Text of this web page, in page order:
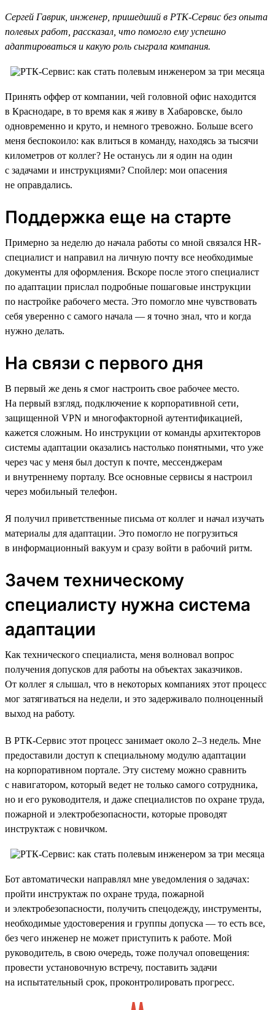
Сергей Гаврик, инженер, пришедший в РТК-Сервис без опыта
полевых работ, рассказал, что помогло ему успешно
адаптироваться и какую роль сыграла компания.
Принять оффер от компании, чей головной офис находится
в Краснодаре, в то время как я живу в Хабаровске, было
одновременно и круто, и немного тревожно. Больше всего
меня беспокоило: как влиться в команду, находясь за тысячи
километров от коллег? Не останусь ли я один на один
с задачами и инструкциями? Спойлер: мои опасения
не оправдались.
Поддержка еще на старте
Примерно за неделю до начала работы со мной связался HR-
специалист и направил на личную почту все необходимые
документы для оформления. Вскоре после этого специалист
по адаптации прислал подробные пошаговые инструкции
по настройке рабочего места. Это помогло мне чувствовать
себя уверенно с самого начала — я точно знал, что и когда
нужно делать.
На связи с первого дня
В первый же день я смог настроить свое рабочее место.
На первый взгляд, подключение к корпоративной сети,
защищенной VPN и многофакторной аутентификацией,
кажется сложным. Но инструкции от команды архитекторов
системы адаптации оказались настолько понятными, что уже
через час у меня был доступ к почте, мессенджерам
и внутреннему порталу. Все основные сервисы я настроил
через мобильный телефон.
Я получил приветственные письма от коллег и начал изучать
материалы для адаптации. Это помогло не погрузиться
в информационный вакуум и сразу войти в рабочий ритм.
Зачем техническому
специалисту нужна система
адаптации
Как технического специалиста, меня волновал вопрос
получения допусков для работы на объектах заказчиков.
От коллег я слышал, что в некоторых компаниях этот процесс
мог затягиваться на недели, и это задерживало полноценный
выход на работу.
В РТК-Сервис этот процесс занимает около 2–3 недель. Мне
предоставили доступ к специальному модулю адаптации
на корпоративном портале. Эту систему можно сравнить
с навигатором, который ведет не только самого сотрудника,
но и его руководителя, и даже специалистов по охране труда,
пожарной и электробезопасности, которые проводят
инструктаж с новичком.
Бот автоматически направлял мне уведомления о задачах:
пройти инструктаж по охране труда, пожарной
и электробезопасности, получить спецодежду, инструменты,
необходимые удостоверения и группы допуска — то есть все,
без чего инженер не может приступить к работе. Мой
руководитель, в свою очередь, тоже получал оповещения:
провести установочную встречу, поставить задачи
на испытательный срок, проконтролировать прогресс.